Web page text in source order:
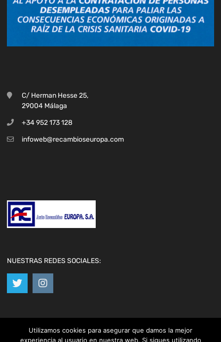
C/ Herman Hesse 25,
29004 Málaga
+34 952 173 128
infoweb@recambioseuropa.com
NUESTRAS REDES SOCIALES:
Copyright ©2026 Chromium Auto Parts byThemes ZoneCar Logos by
FreePik| Icons made byFreepikfromwww.flaticon.com
Utilizamos cookies para asegurar que damos la mejor
experiencia al usuario en nuestra web. Si sigues utilizando